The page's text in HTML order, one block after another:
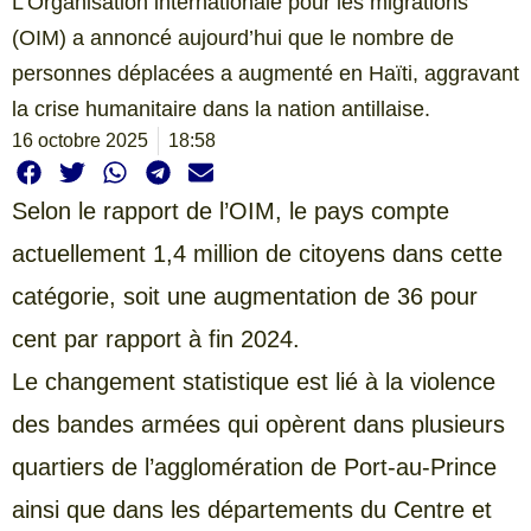
(OIM) a annoncé aujourd’hui que le nombre de
personnes déplacées a augmenté en Haïti, aggravant
la crise humanitaire dans la nation antillaise.
16 octobre 2025 18:58
Selon le rapport de l’OIM, le pays compte
actuellement 1,4 million de citoyens dans cette
catégorie, soit une augmentation de 36 pour
cent par rapport à fin 2024.
Le changement statistique est lié à la violence
des bandes armées qui opèrent dans plusieurs
quartiers de l’agglomération de Port-au-Prince
ainsi que dans les départements du Centre et